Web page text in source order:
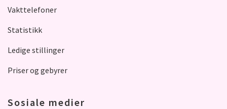
Vakttelefoner
Statistikk
Ledige stillinger
Priser og gebyrer
Sosiale medier